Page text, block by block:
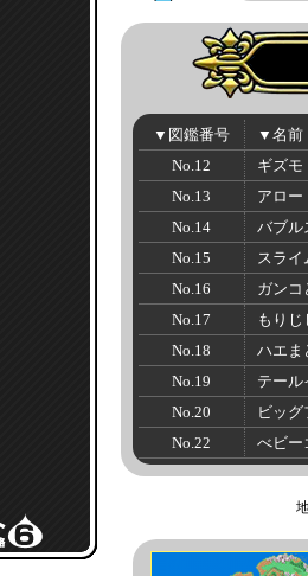
▼図鑑番号
▼名前
No.12
ギズモ
No.13
アロー
No.14
バブル
No.15
スライ
No.16
ガンコ
No.17
もりじ
No.18
ハエま
No.19
テール
No.20
ビッ
No.22
べビー